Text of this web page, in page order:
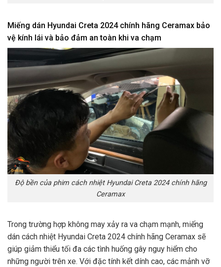
Miếng dán Hyundai Creta 2024 chính hãng Ceramax bảo
vệ kính lái và bảo đảm an toàn khi va chạm
Độ bền của phim cách nhiệt Hyundai Creta 2024 chính hãng
Ceramax
Trong trường hợp không may xảy ra va chạm mạnh, miếng
dán cách nhiệt Hyundai Creta 2024 chính hãng Ceramax sẽ
giúp giảm thiểu tối đa các tình huống gây nguy hiểm cho
những người trên xe. Với đặc tính kết dính cao, các mảnh vỡ